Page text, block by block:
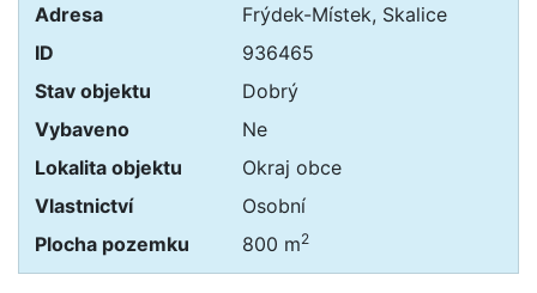
Adresa
Frýdek-Místek, Skalice
ID
936465
Stav objektu
Dobrý
Vybaveno
Ne
Lokalita objektu
Okraj obce
Vlastnictví
Osobní
Plocha pozemku
800 m2